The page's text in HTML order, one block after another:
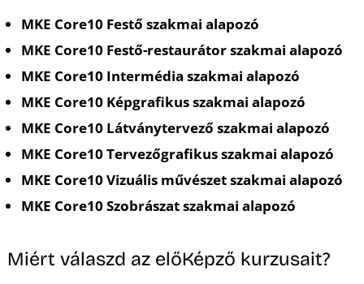
MKE Core10 Festő szakmai alapozó
MKE Core10 Festő-restaurátor szakmai alapozó
MKE Core10 Intermédia szakmai alapozó
MKE Core10 Képgrafikus szakmai alapozó
MKE Core10 Látványtervező szakmai alapozó
MKE Core10 Tervezőgrafikus szakmai alapozó
MKE Core10 Vizuális művészet szakmai alapozó
MKE Core10 Szobrászat szakmai alapozó
Miért válaszd az előKépző kurzusait?